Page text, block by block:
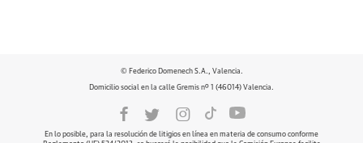
© Federico Domenech S.A., Valencia.
Domicilio social en la calle Gremis nº 1 (46014) Valencia.
En lo posible, para la resolución de litigios en línea en materia de consumo conforme